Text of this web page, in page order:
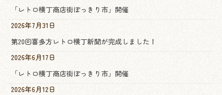
「レトロ横丁商店街ぽっきり市」開催
2026年7月31日
第20回喜多方レトロ横丁新聞が完成しました！
2026年6月17日
「レトロ横丁商店街ぽっきり市」開催
2026年6月12日